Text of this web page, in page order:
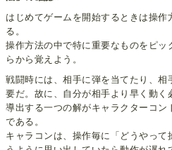
はじめてゲームを開始するときは操作
る。
操作方法の中で特に重要なものをピ
らから覚えよう。
戦闘時には、相手に弾を当てたり、
要だ。故に、自分が相手より早く動
導出する一つの解がキャラクターコン
である。
キャラコンは、操作毎に「どうやっ